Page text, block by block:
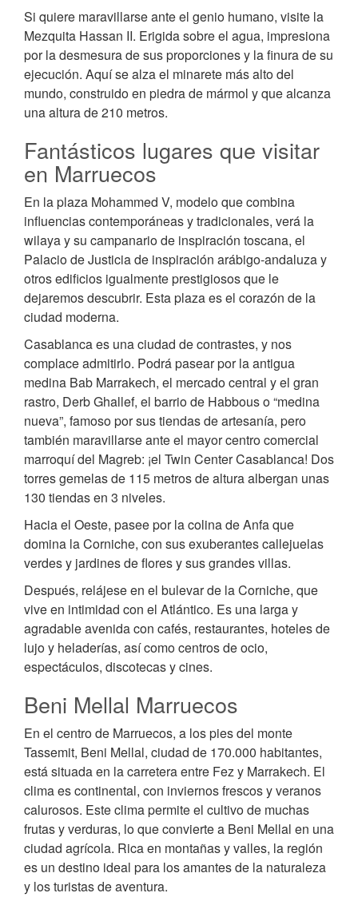
Si quiere maravillarse ante el genio humano, visite la
Mezquita Hassan II. Erigida sobre el agua, impresiona
por la desmesura de sus proporciones y la finura de su
ejecución. Aquí se alza el minarete más alto del
mundo, construido en piedra de mármol y que alcanza
una altura de 210 metros.
Fantásticos lugares que visitar
en Marruecos
En la plaza Mohammed V, modelo que combina
influencias contemporáneas y tradicionales, verá la
wilaya y su campanario de inspiración toscana, el
Palacio de Justicia de inspiración arábigo-andaluza y
otros edificios igualmente prestigiosos que le
dejaremos descubrir. Esta plaza es el corazón de la
ciudad moderna.
Casablanca es una ciudad de contrastes, y nos
complace admitirlo. Podrá pasear por la antigua
medina Bab Marrakech, el mercado central y el gran
rastro, Derb Ghallef, el barrio de Habbous o “medina
nueva”, famoso por sus tiendas de artesanía, pero
también maravillarse ante el mayor centro comercial
marroquí del Magreb: ¡el Twin Center Casablanca! Dos
torres gemelas de 115 metros de altura albergan unas
130 tiendas en 3 niveles.
Hacia el Oeste, pasee por la colina de Anfa que
domina la Corniche, con sus exuberantes callejuelas
verdes y jardines de flores y sus grandes villas.
Después, relájese en el bulevar de la Corniche, que
vive en intimidad con el Atlántico. Es una larga y
agradable avenida con cafés, restaurantes, hoteles de
lujo y heladerías, así como centros de ocio,
espectáculos, discotecas y cines.
Beni Mellal Marruecos
En el centro de Marruecos, a los pies del monte
Tassemit, Beni Mellal, ciudad de 170.000 habitantes,
está situada en la carretera entre Fez y Marrakech. El
clima es continental, con inviernos frescos y veranos
calurosos. Este clima permite el cultivo de muchas
frutas y verduras, lo que convierte a Beni Mellal en una
ciudad agrícola. Rica en montañas y valles, la región
es un destino ideal para los amantes de la naturaleza
y los turistas de aventura.